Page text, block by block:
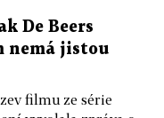
De Beers
nemá jistou
filmu ze série